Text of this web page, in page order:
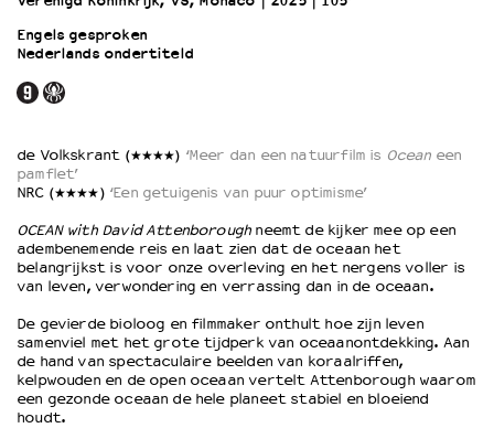
OVER LANTARENVENSTER
Wat we doen
Word vriend
Historie
Huisregels
Privacyverklaring
Integriteits- en gedragscode
Duurzaamheid
Culturele boycot Israël
Ruimte voor artistieke vrijheid – VNPF
Engels gesproken
Nederlands ondertiteld
de Volkskrant (★★★★) ‘Meer dan een natuurfilm is Oceaneen
pamflet’
NRC (★★★★) ‘Een getuigenis van puur optimisme’
OCEAN with David Attenboroughneemt de kijker mee op een
adembenemende reis en laat zien dat de oceaan het
belangrijkst is voor onze overleving en het nergens voller is
van leven, verwondering en verrassing dan in de oceaan.
De gevierde bioloog en filmmaker onthult hoe zijn leven
samenviel met het grote tijdperk van oceaanontdekking. Aan
de hand van spectaculaire beelden van koraalriffen,
kelpwouden en de open oceaan vertelt Attenborough waarom
een gezonde oceaan de hele planeet stabiel en bloeiend
houdt.